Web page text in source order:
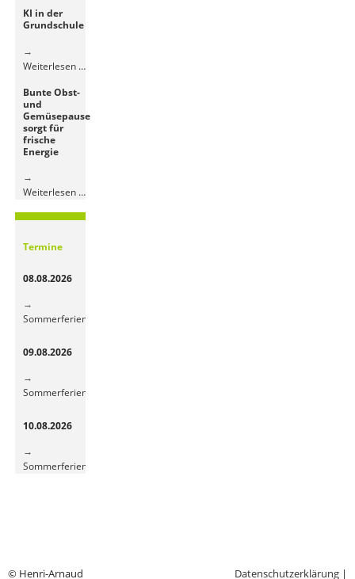
KI in der
Grundschule
Weiterlesen …KI
Bunte Obst-
und
Gemüsepause
sorgt für
frische
Energie
Weiterlesen …Bunte
und
Termine
08.08.2026
Sommerferien
09.08.2026
Sommerferien
10.08.2026
Sommerferien
© Henri-Arnaud Datenschutzerklärung |